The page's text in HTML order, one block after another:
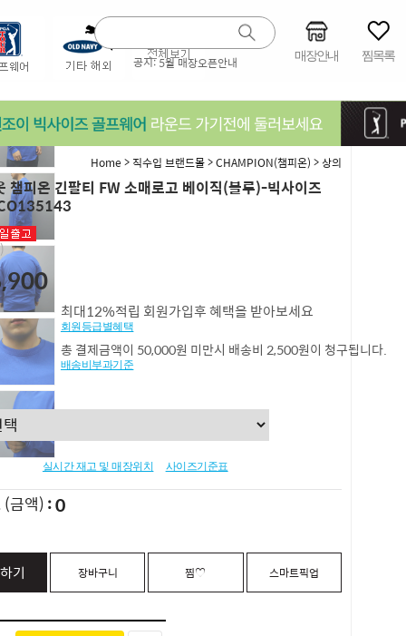
공지:5월 매장오픈안내 매장안내 찜목록
Home> 직수입 브랜드몰>CHAMPION(챔피온) >상의
챔피온 긴팔티 FW 소매로고 베이직(블루)-빅사이즈
최대12%적립 회원가입후 혜택을 받아보세요
회원등급별혜택
총 결제금액이 50,000원 미만시 배송비 2,500원이 청구됩니다.
배송비부과기준
실시간 재고 및 매장위치 사이즈기준표
(금액) 0
기 장바구니 찜♡ 스마트픽업